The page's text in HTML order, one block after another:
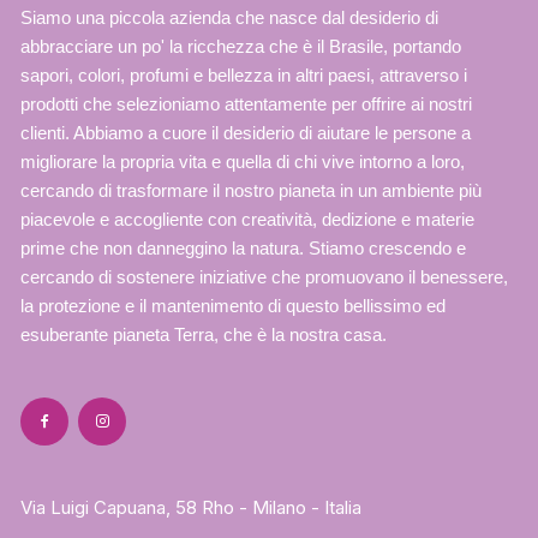
Siamo una piccola azienda che nasce dal desiderio di
abbracciare un po' la ricchezza che è il Brasile, portando
sapori, colori, profumi e bellezza in altri paesi, attraverso i
prodotti che selezioniamo attentamente per offrire ai nostri
clienti. Abbiamo a cuore il desiderio di aiutare le persone a
migliorare la propria vita e quella di chi vive intorno a loro,
cercando di trasformare il nostro pianeta in un ambiente più
piacevole e accogliente con creatività, dedizione e materie
prime che non danneggino la natura. Stiamo crescendo e
cercando di sostenere iniziative che promuovano il benessere,
la protezione e il mantenimento di questo bellissimo ed
esuberante pianeta Terra, che è la nostra casa.
Via Luigi Capuana, 58 Rho - Milano - Italia